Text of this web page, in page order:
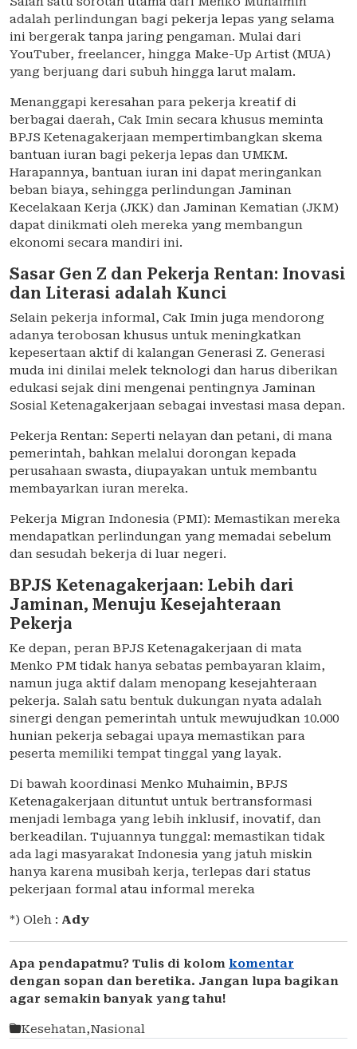
adalah perlindungan bagi pekerja lepas yang selama
ini bergerak tanpa jaring pengaman. Mulai dari
YouTuber, freelancer, hingga Make-Up Artist (MUA)
yang berjuang dari subuh hingga larut malam.
Menanggapi keresahan para pekerja kreatif di
berbagai daerah, Cak Imin secara khusus meminta
BPJS Ketenagakerjaan mempertimbangkan skema
bantuan iuran bagi pekerja lepas dan UMKM.
Harapannya, bantuan iuran ini dapat meringankan
beban biaya, sehingga perlindungan Jaminan
Kecelakaan Kerja (JKK) dan Jaminan Kematian (JKM)
dapat dinikmati oleh mereka yang membangun
ekonomi secara mandiri ini.
Sasar Gen Z dan Pekerja Rentan: Inovasi
dan Literasi adalah Kunci
Selain pekerja informal, Cak Imin juga mendorong
adanya terobosan khusus untuk meningkatkan
kepesertaan aktif di kalangan Generasi Z. Generasi
muda ini dinilai melek teknologi dan harus diberikan
edukasi sejak dini mengenai pentingnya Jaminan
Sosial Ketenagakerjaan sebagai investasi masa depan.
Pekerja Rentan: Seperti nelayan dan petani, di mana
pemerintah, bahkan melalui dorongan kepada
perusahaan swasta, diupayakan untuk membantu
membayarkan iuran mereka.
Pekerja Migran Indonesia (PMI): Memastikan mereka
mendapatkan perlindungan yang memadai sebelum
dan sesudah bekerja di luar negeri.
BPJS Ketenagakerjaan: Lebih dari
Jaminan, Menuju Kesejahteraan
Pekerja
Ke depan, peran BPJS Ketenagakerjaan di mata
Menko PM tidak hanya sebatas pembayaran klaim,
namun juga aktif dalam menopang kesejahteraan
pekerja. Salah satu bentuk dukungan nyata adalah
sinergi dengan pemerintah untuk mewujudkan 10.000
hunian pekerja sebagai upaya memastikan para
peserta memiliki tempat tinggal yang layak.
Di bawah koordinasi Menko Muhaimin, BPJS
Ketenagakerjaan dituntut untuk bertransformasi
menjadi lembaga yang lebih inklusif, inovatif, dan
berkeadilan. Tujuannya tunggal: memastikan tidak
ada lagi masyarakat Indonesia yang jatuh miskin
hanya karena musibah kerja, terlepas dari status
pekerjaan formal atau informal mereka
*) Oleh : Ady
Apa pendapatmu? Tulis di kolom komentar
dengan sopan dan beretika. Jangan lupa bagikan
agar semakin banyak yang tahu!
Kesehatan,Nasional